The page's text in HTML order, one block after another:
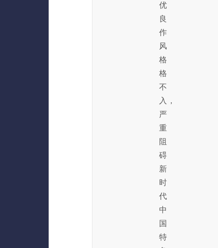
优
良
作
风
格
格
不
入，
严
重
阻
碍
新
时
代
中
国
特